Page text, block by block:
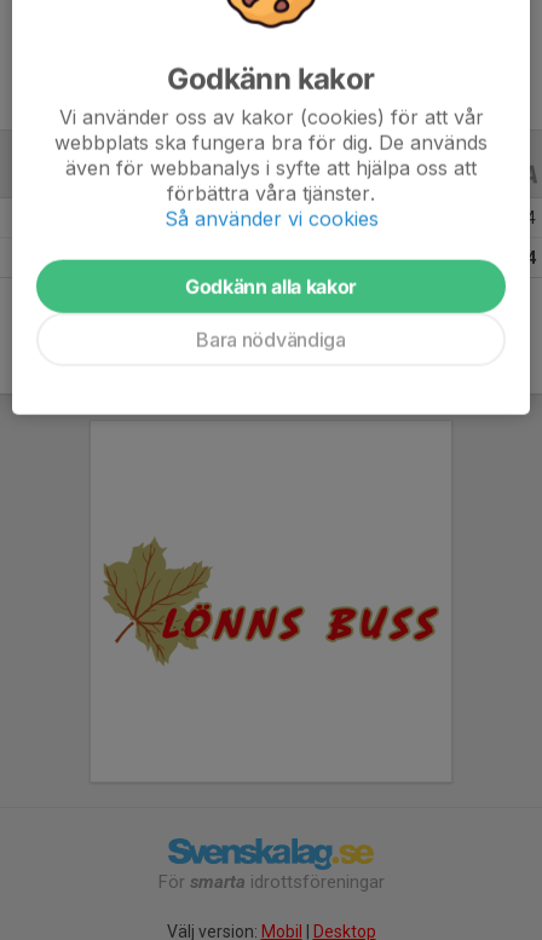
32 år
ALLA SERIER ALLA ÅR
4
Totalt 19 3 4
För smarta idrottsföreningar
Välj version: Mobil Desktop
Godkänn kakor
Vi använder oss av kakor (cookies) för att vår
webbplats ska fungera bra för dig. De används
även för webbanalys i syfte att hjälpa oss att
förbättra våra tjänster.
Så använder vi cookies
Godkänn alla kakor
Bara nödvändiga